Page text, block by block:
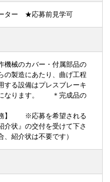
ター ★応募前見学可
機械のカバー・付属部品の
の製造にあたり、曲げ工程
する設備はプレスブレーキ
になります。 ＊完成品の
ざいます。
務】 ※応募を希望される
介状』の交付を受けて下さ
、紹介状は不要です）